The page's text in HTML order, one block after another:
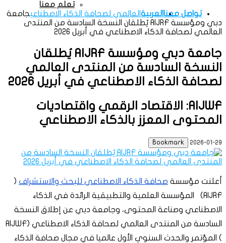
تعلم معنا
تواصل معناالعربية العالمي لصحافة الذكاء الاصطناعيجامعة
دبي ومؤسسة AIJRF يُطلقان النسخة السادسة من المنتدى
العالمي لصحافة الذكاء الاصطناعي في أبريل 2026
جامعة دبي ومؤسسة AIJRF يُطلقان
النسخة السادسة من المنتدى العالمي
لصحافة الذكاء الاصطناعي في أبريل 2026
AIJWF: الاقتصاد الرقمي واقتصاديات
المحتوى المعزز بالذكاء الاصطناعي
2026-01-29
Bookmark
أعلنت مؤسسة صحافة الذكاء الاصطناعي للبحث والاستشراف (
AIJRF) المؤسسة العلمية والتطبيقية الرائدة في الذكاء
الاصطناعي وصناعة المحتوى، وجامعة دبي عن إطلاق النسخة
السادسة من المنتدى العالمي لصحافة الذكاء الاصطناعي (AIJWF
) المؤتمر والحدث السنوي الأول عالميا في مجال صحافة الذكاء